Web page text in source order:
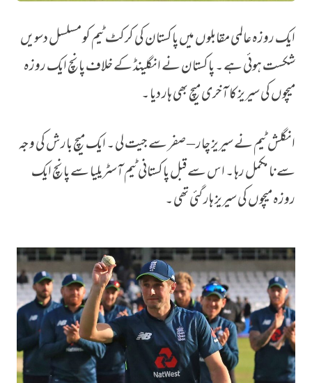
شکستوں سے دوچار ٹیم ورلڈکپ جیت سکتی ہے؟
ایک روزہ عالمی مقابلوں میں پاکستان کی کرکٹ ٹیم کو مسلسل دسویں
شکست ہوئی ہے ۔ پاکستان نے انگلینڈ کے خلاف پانچ ایک روزہ
میچوں کی سیریز کا آخری میچ بھی ہار دیا ۔
انگلش ٹیم نے سیریز چار – صفر سے جیت لی ۔ ایک میچ بارش کی وجہ
سے نا مکمل رہا ۔ اس سے قبل پاکستانی ٹیم آسٹریلیا سے پانچ ایک
روزہ میچوں کی سیریز ہار گئی تھی ۔